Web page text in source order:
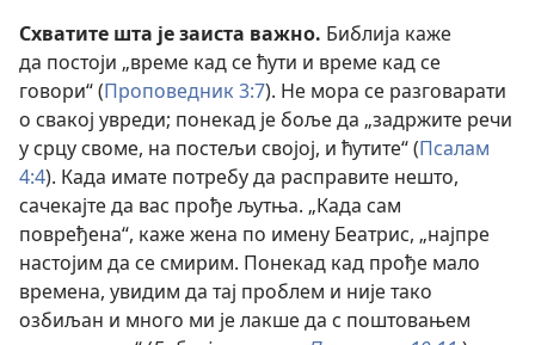
Схватите шта је заиста важно. Библија каже
да постоји „време кад се ћути и време кад се
говори“ (Проповедник 3:7). Не мора се разговарати
о свакој увреди; понекад је боље да „задржите речи
у срцу своме, на постељи својој, и ћутите“ (Псалам
4:4). Када имате потребу да расправите нешто,
сачекајте да вас прође љутња. „Када сам
повређена“, каже жена по имену Беатрис, „најпре
настојим да се смирим. Понекад кад прође мало
времена, увидим да тај проблем и није тако
озбиљан и много ми је лакше да с поштовањем